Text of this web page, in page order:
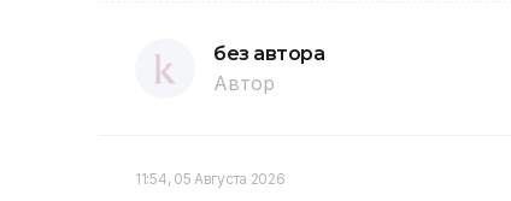
без автора
Автор
11:54, 05 Августа 2026